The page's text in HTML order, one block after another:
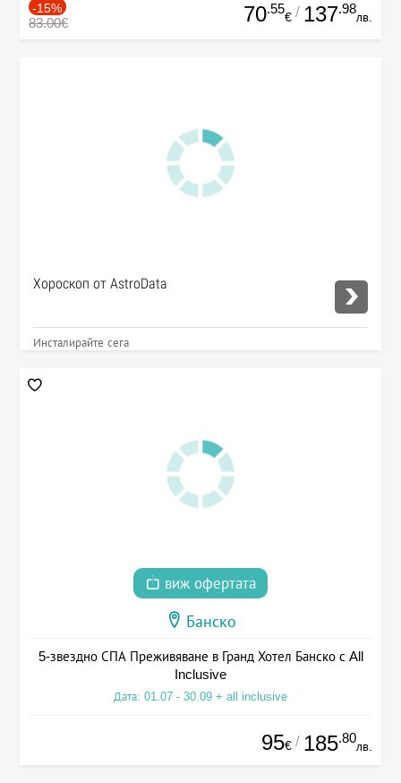
-15%
83.00€ 70.55
€ / 137.98
лв.
Хороскоп от AstroData
Инсталирайте сега
виж офертата
Банско
5-звездно СПА Преживяване в Гранд Хотел Банско с All
Inclusive
Дата: 01.07 - 30.09 + all inclusive
95€ / 185.80
лв.